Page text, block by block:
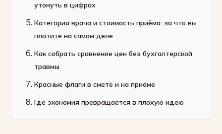
утонуть в цифрах
Категория врача и стоимость приёма: за что вы
платите на самом деле
Как собрать сравнение цен без бухгалтерской
травмы
Красные флаги в смете и на приёме
Где экономия превращается в плохую идею